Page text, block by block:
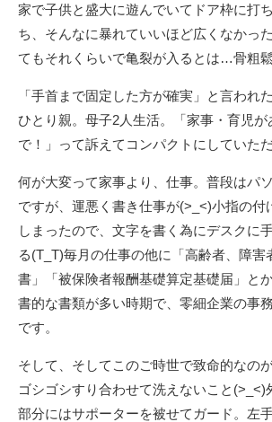
家で子供と盛大に遊んでいてドア枠に打
ち、そんなに暴れていいほど広くなかっ
てもそれくらいで亀裂が入るとは…骨粗
「手首まで固定した方が確実」と言われ
ひとり親。母子2人生活。「家事・育児が
で！」って訴えてコンパクトにしていただ
何が大変って家事より、仕事。普段はパ
ですが、運悪く書き仕事が(>_<)小指の付
しまったので、文字を書く為にデスクに
る(T_T)毎月の仕事の他に「高齢者、障害
書」「被保険者報酬基礎算定基礎届」と
書的な書類が多い時期で、零細企業の事
です。
そして、そしてこのご時世で致命的なの
ゴシゴシすり合わせて洗えないこと(>_<)
部分にはサポーターを被せてガード。左